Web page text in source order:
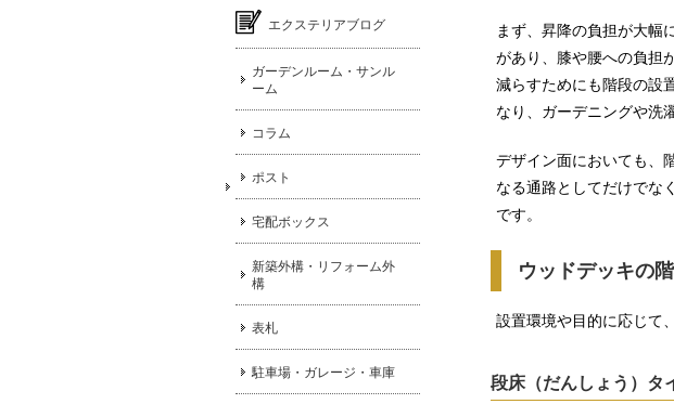
エクステリアブログ
ガーデンルーム・サンル
ーム
コラム
ポスト
宅配ボックス
新築外構・リフォーム外
構
表札
駐車場・ガレージ・車庫
まず、昇降の負担が大幅
があり、膝や腰への負担
減らすためにも階段の設
なり、ガーデニングや洗
デザイン面においても、
なる通路としてだけでな
です。
ウッドデッキの
設置環境や目的に応じて
段床（だんしょう）タ